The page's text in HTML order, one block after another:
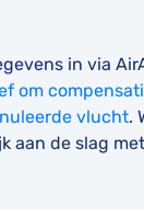
in via
om
vlucht.
aan de slag